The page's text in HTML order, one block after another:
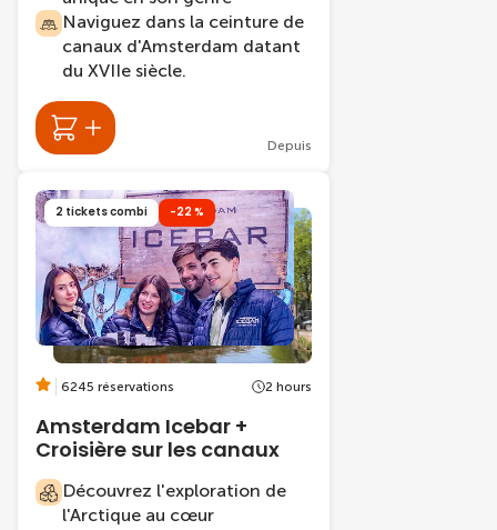
Naviguez dans la ceinture de
canaux d'Amsterdam datant
du XVIIe siècle.
Depuis
2 tickets combi -22 %
6245 réservations 2 hours
Amsterdam Icebar +
Croisière sur les canaux
Découvrez l'exploration de
l'Arctique au cœur